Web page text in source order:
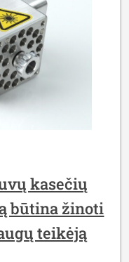
kasečių
būtina žinoti
teikėją